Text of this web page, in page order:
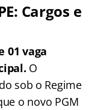
Cargos e
01 vaga
O
sob o Regime
o novo PGM